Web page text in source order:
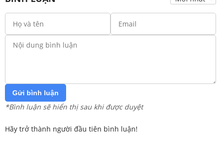
Gửi bình luận
*Bình luận sẽ hiển thị sau khi được duyệt
Hãy trở thành người đầu tiên bình luận!